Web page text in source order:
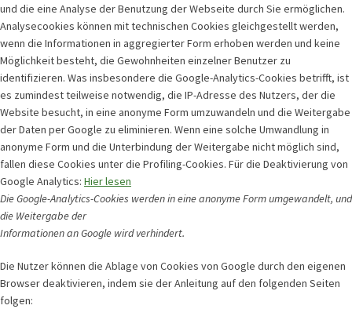
und die eine Analyse der Benutzung der Webseite durch Sie ermöglichen.
Analysecookies können mit technischen Cookies gleichgestellt werden,
wenn die Informationen in aggregierter Form erhoben werden und keine
Möglichkeit besteht, die Gewohnheiten einzelner Benutzer zu
identifizieren. Was insbesondere die Google-Analytics-Cookies betrifft, ist
es zumindest teilweise notwendig, die IP-Adresse des Nutzers, der die
Website besucht, in eine anonyme Form umzuwandeln und die Weitergabe
der Daten per Google zu eliminieren. Wenn eine solche Umwandlung in
anonyme Form und die Unterbindung der Weitergabe nicht möglich sind,
fallen diese Cookies unter die Profiling-Cookies. Für die Deaktivierung von
Google Analytics: Hier lesen
Die Google-Analytics-Cookies werden in eine anonyme Form umgewandelt, und
die Weitergabe der
Informationen an Google wird verhindert.
Die Nutzer können die Ablage von Cookies von Google durch den eigenen
Browser deaktivieren, indem sie der Anleitung auf den folgenden Seiten
folgen: